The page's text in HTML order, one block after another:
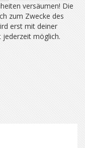
versäumen! Die
zum Zwecke des
erst mit deiner
jederzeit möglich.